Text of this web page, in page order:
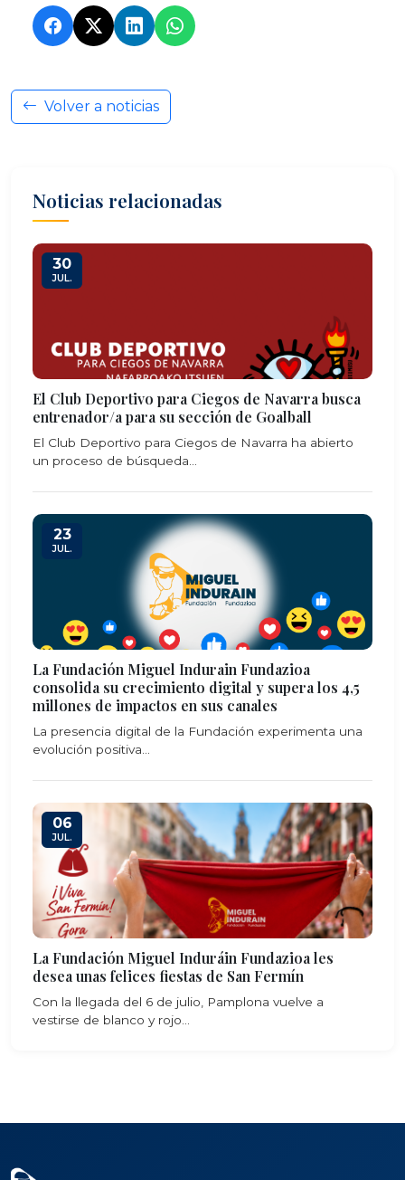
Volver a noticias
Noticias relacionadas
30
JUL.
El Club Deportivo para Ciegos de Navarra busca
entrenador/a para su sección de Goalball
El Club Deportivo para Ciegos de Navarra ha abierto
un proceso de búsqueda...
23
JUL.
La Fundación Miguel Indurain Fundazioa
consolida su crecimiento digital y supera los 4,5
millones de impactos en sus canales
La presencia digital de la Fundación experimenta una
evolución positiva...
06
JUL.
La Fundación Miguel Induráin Fundazioa les
desea unas felices fiestas de San Fermín
Con la llegada del 6 de julio, Pamplona vuelve a
vestirse de blanco y rojo...